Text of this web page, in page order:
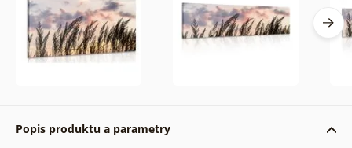
Popis produktu a parametry